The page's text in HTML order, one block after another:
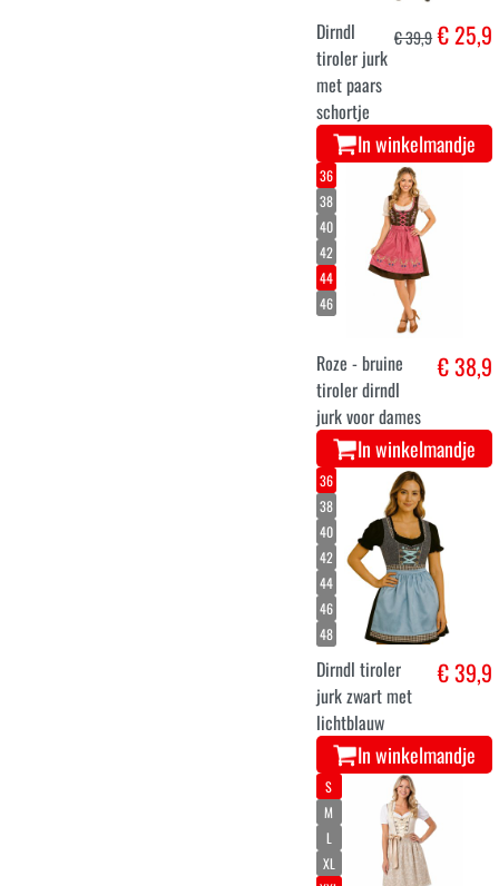
Dirndl
tiroler jurk
met paars
schortje
€ 39,9€ 25,9
In winkelmandje
36
38
40
42
44
46
Roze - bruine
tiroler dirndl
jurk voor dames
€ 38,9
In winkelmandje
36
38
40
42
44
46
48
Dirndl tiroler
jurk zwart met
lichtblauw
€ 39,9
In winkelmandje
S
M
L
XL